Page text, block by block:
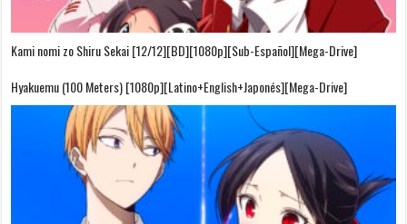
Kami nomi zo Shiru Sekai [12/12][BD][1080p][Sub-Español][Mega-Drive]
Hyakuemu (100 Meters) [1080p][Latino+English+Japonés][Mega-Drive]